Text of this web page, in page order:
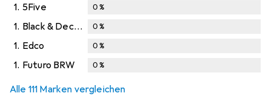
1. 5Five 0%
1. Black & Decker 0%
1. Edco 0%
1. Futuro BRW 0%
Alle 111 Marken vergleichen